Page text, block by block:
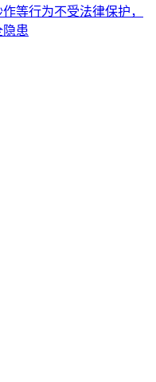
等行为不受法律保护，
隐患